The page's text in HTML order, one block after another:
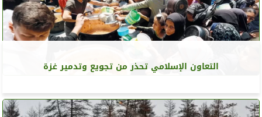
التعاون الإسلامي تحذر من تجويع وتدمير غزة